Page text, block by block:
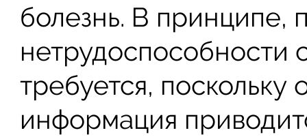
болезнь. В принципе,
нетрудоспособности
требуется, поскольку
информация